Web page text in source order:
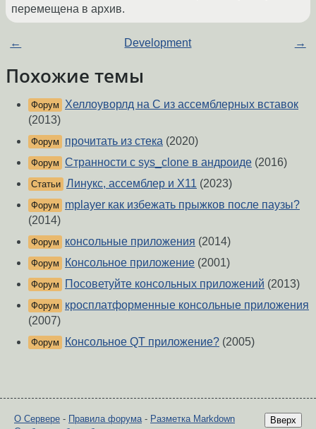
перемещена в архив.
← Development →
Похожие темы
Форум
Хеллоуворлд на С из ассемблерных вставок
(2013)
Форум прочитать из стека (2020)
Форум Странности с sys_clone в андроиде (2016)
Статьи Линукс, ассемблер и X11 (2023)
Форум
mplayer как избежать прыжков после паузы?
(2014)
Форум консольные приложения (2014)
Форум Консольное приложение (2001)
Форум Посоветуйте консольных приложений (2013)
Форум
кросплатформенные консольные приложения
(2007)
Форум Консольное QT приложение? (2005)
Вверх
О Сервере - Правила форума - Разметка Markdown